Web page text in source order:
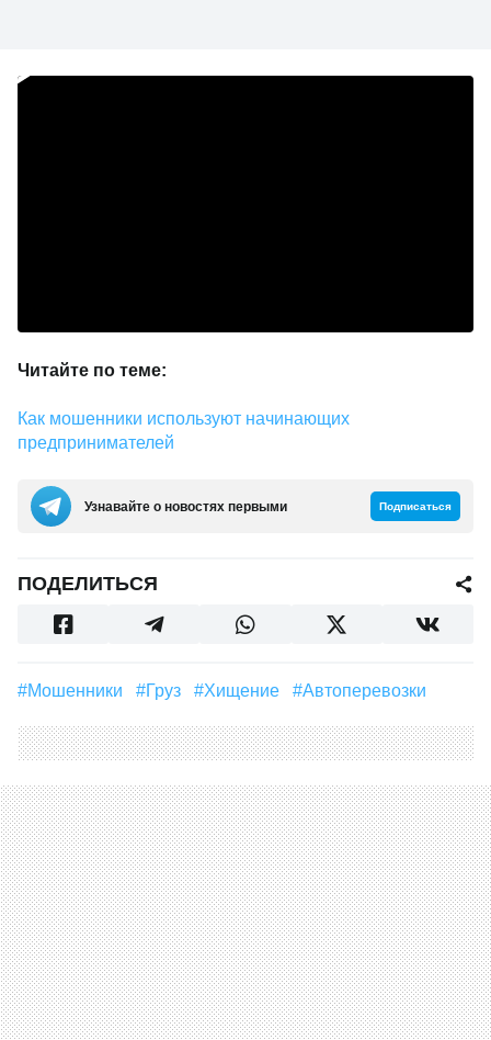
Читайте по теме:
Как мошенники используют начинающих
предпринимателей
Узнавайте о новостях первыми Подписаться
ПОДЕЛИТЬСЯ
#Мошенники #груз #хищение #автоперевозки